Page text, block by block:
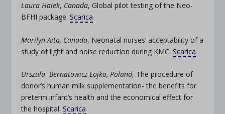
Laura Haiek, Canada, Global pilot testing of the Neo-
BFHI package.Scarica
Marilyn Aita, Canada, Neonatal nurses’ acceptability of a
study of light and noise reduction during KMC.Scarica
Urszula Bernatowicz-Łojko, Poland, The procedure of
donor’s human milk supplementation- the benefits for
preterm infant’s health and the economical effect for
the hospital.Scarica